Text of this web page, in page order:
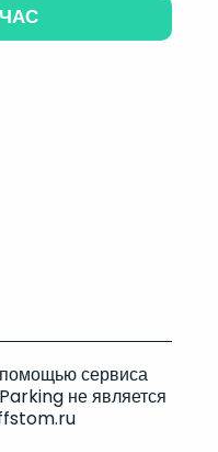
сервиса
не является